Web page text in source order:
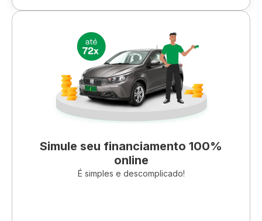
Simule seu financiamento 100%
online
É simples e descomplicado!